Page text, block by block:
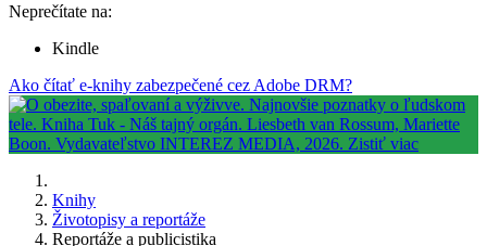
Neprečítate na:
Kindle
Ako čítať e-knihy zabezpečené cez Adobe DRM?
Knihy
Životopisy a reportáže
Reportáže a publicistika